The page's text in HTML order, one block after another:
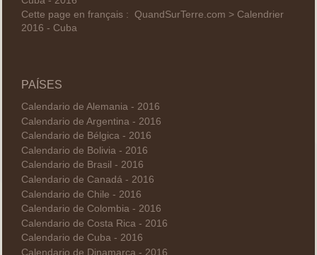
Cette page en français : QuandSurTerre.com > Calendrier
2016 - Cuba
PAÍSES
Calendario de Alemania - 2016
Calendario de Argentina - 2016
Calendario de Bélgica - 2016
Calendario de Bolivia - 2016
Calendario de Brasil - 2016
Calendario de Canadá - 2016
Calendario de Chile - 2016
Calendario de Colombia - 2016
Calendario de Costa Rica - 2016
Calendario de Cuba - 2016
Calendario de Dinamarca - 2016